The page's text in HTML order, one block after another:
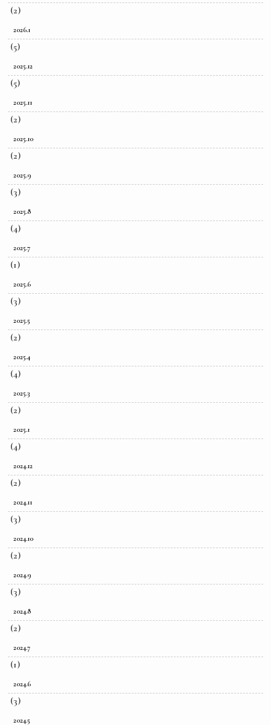
(2)
2026.1
(5)
2025.12
(5)
2025.11
(2)
2025.10
(2)
2025.9
(3)
2025.8
(4)
2025.7
(1)
2025.6
(3)
2025.5
(2)
2025.4
(4)
2025.3
(2)
2025.1
(4)
2024.12
(2)
2024.11
(3)
2024.10
(2)
2024.9
(3)
2024.8
(2)
2024.7
(1)
2024.6
(3)
2024.5